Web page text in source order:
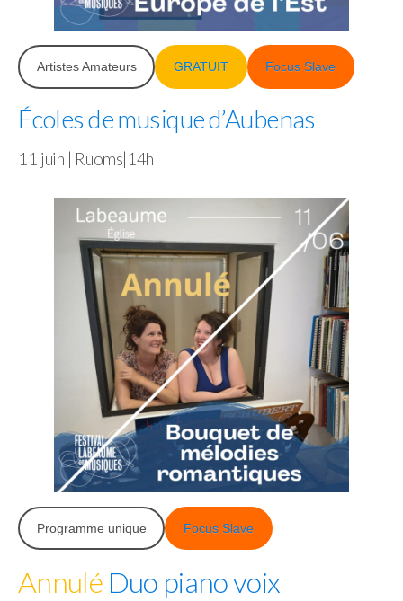
Artistes Amateurs GRATUIT Focus Slave
Écoles de musique d’Aubenas
11 juin | Ruoms|14h
Programme unique Focus Slave
Annulé Duo piano voix